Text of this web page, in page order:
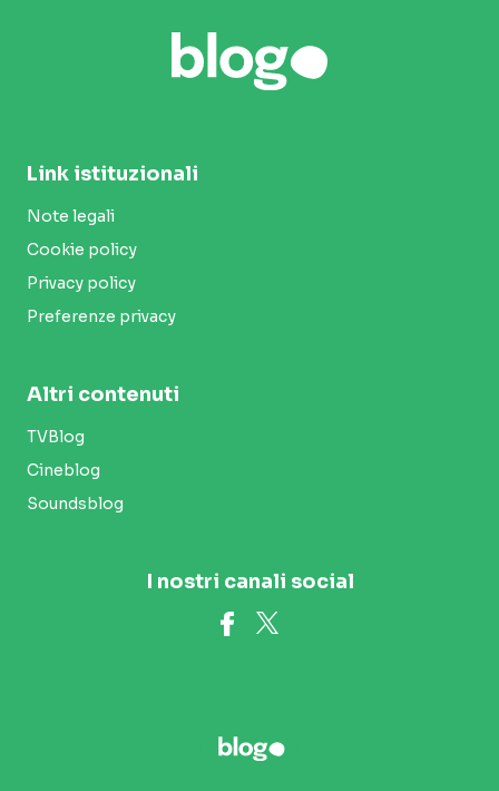
Link istituzionali
Note legali
Cookie policy
Privacy policy
Preferenze privacy
Altri contenuti
TVBlog
Cineblog
Soundsblog
I nostri canali social